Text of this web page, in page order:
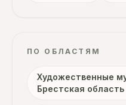
ПО ОБЛАСТЯМ
Художественные
Брестская область